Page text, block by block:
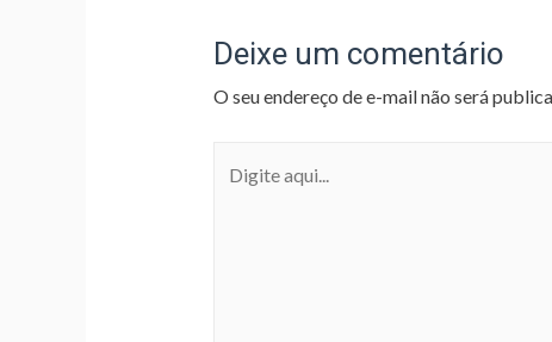
Deixe um comentário
O seu endereço de e-mail não será